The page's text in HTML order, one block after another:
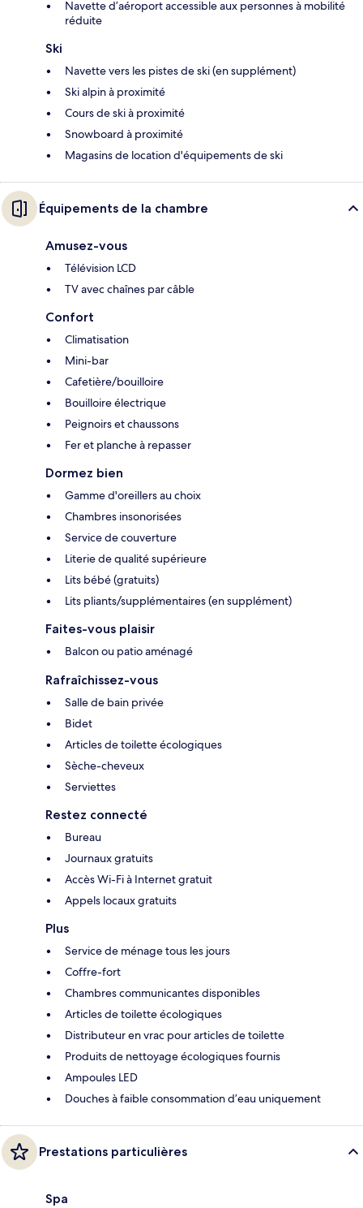
Navette d’aéroport accessible aux personnes à mobilité
réduite
Ski
Navette vers les pistes de ski (en supplément)
Ski alpin à proximité
Cours de ski à proximité
Snowboard à proximité
Magasins de location d'équipements de ski
Équipements de la chambre
Amusez-vous
Télévision LCD
TV avec chaînes par câble
Confort
Climatisation
Mini-bar
Cafetière/bouilloire
Bouilloire électrique
Peignoirs et chaussons
Fer et planche à repasser
Dormez bien
Gamme d'oreillers au choix
Chambres insonorisées
Service de couverture
Literie de qualité supérieure
Lits bébé (gratuits)
Lits pliants/supplémentaires (en supplément)
Faites-vous plaisir
Balcon ou patio aménagé
Rafraîchissez-vous
Salle de bain privée
Bidet
Articles de toilette écologiques
Sèche-cheveux
Serviettes
Restez connecté
Bureau
Journaux gratuits
Accès Wi-Fi à Internet gratuit
Appels locaux gratuits
Plus
Service de ménage tous les jours
Coffre-fort
Chambres communicantes disponibles
Articles de toilette écologiques
Distributeur en vrac pour articles de toilette
Produits de nettoyage écologiques fournis
Ampoules LED
Douches à faible consommation d’eau uniquement
Prestations particulières
Spa